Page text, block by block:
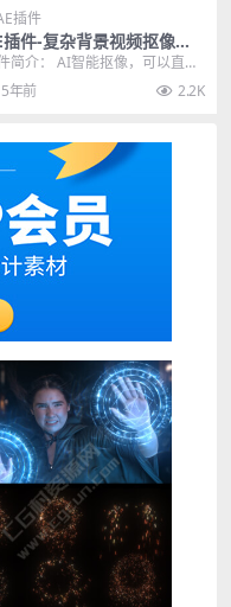
插件
插件-复杂背景视频抠像插
Greenscreen v
CPU+GPU Win破解版
简介： AI智能抠像，可以直接
幕或者复杂的背景中抠出需要
素，十分简单...
5年前 2.2K